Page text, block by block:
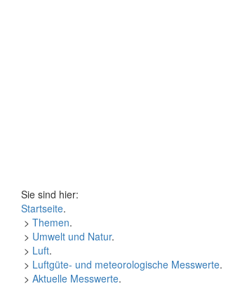
Sie sind hier:
Startseite.
> Themen.
> Umwelt und Natur.
> Luft.
> Luftgüte- und meteorologische Messwerte.
> Aktuelle Messwerte.